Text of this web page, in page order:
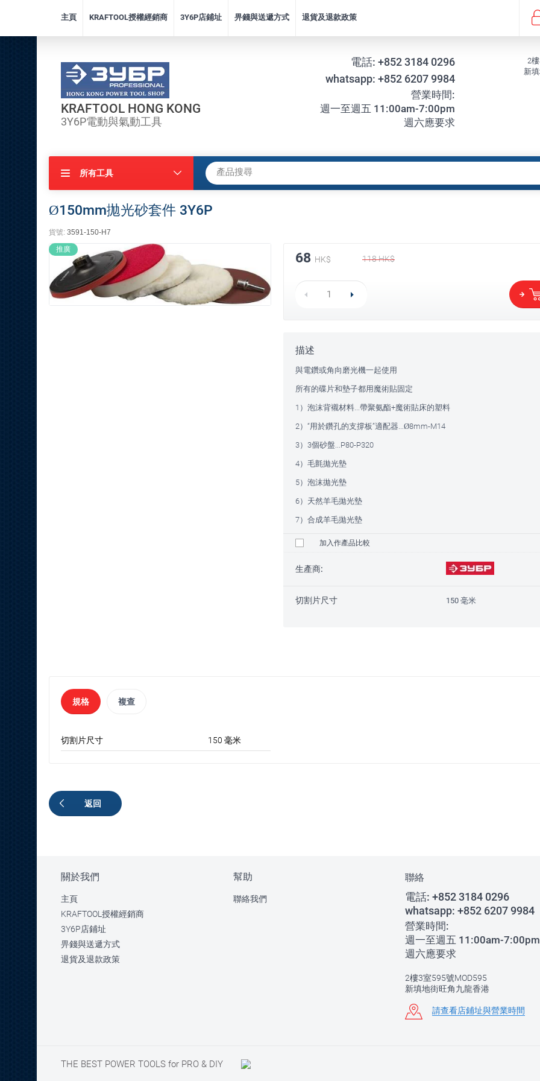
主頁 KRAFTOOL授權經銷商 3Y6P店鋪址 畀錢與送遞方式 退貨及退款政策
KRAFTOOL HONG KONG
3Y6P電動與氣動工具
電話: +852 3184 0296
whatsapp: +852 6207 9984
營業時間:
週一至週五 11:00am-7:00pm
週六應要求
2
新
所有工具
Ø150mm拋光砂套件 3Y6P
貨號: 3591-150-H7
推廣
118HK$
68 HK$
描述
與電鑽或角向磨光機一起使用
所有的碟片和墊子都用魔術貼固定
1）泡沫背襯材料...帶聚氨酯+魔術貼床的塑料
2）“用於鑽孔的支撐板”適配器...Ø8mm-M14
3）3個砂盤...Р80-Р320
4）毛氈拋光墊
5）泡沫拋光墊
6）天然羊毛拋光墊
7）合成羊毛拋光墊
加入作產品比較
生產商:
切割片尺寸 150 毫米
規格 複查
切割片尺寸 150 毫米
返回
關於我們
主頁
KRAFTOOL授權經銷商
3Y6P店鋪址
畀錢與送遞方式
退貨及退款政策
幫助
聯絡我們
聯絡
電話: +852 3184 0296
whatsapp: +852 6207 9984
營業時間:
週一至週五 11:00am-7:00pm
週六應要求
2樓3室595號MOD595
新填地街旺角九龍香港
請查看店鋪址與營業時間
THE BEST POWER TOOLS for PRO & DIY